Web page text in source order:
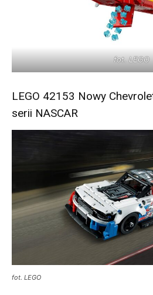
fot. LEGO
LEGO 42153 Nowy
serii NASCAR
fot. LEGO